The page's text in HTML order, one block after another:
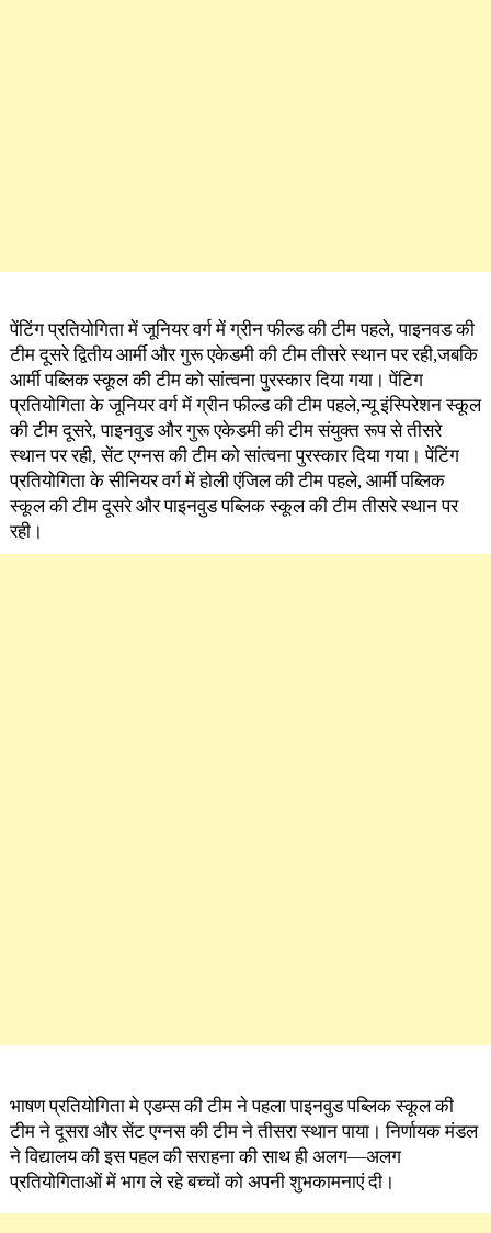
पेंटिंग प्रतियोगिता में जूनियर वर्ग में ग्रीन फील्ड की टीम पहले, पाइनवड की
टीम दूसरे द्वितीय आर्मी और गुरू एकेडमी की टीम तीसरे स्थान पर रही,जबकि
आर्मी पब्लिक स्कूल की टीम को सांत्वना पुरस्कार दिया गया। पेंटिग
प्रतियोगिता के जूनियर वर्ग में ग्रीन फील्ड की टीम पहले,न्यू इंस्पिरेशन स्कूल
की टीम दूसरे, पाइनवुड और गुरू एकेडमी की टीम संयुक्त रूप से तीसरे
स्थान पर रही, सेंट एग्नस की टीम को सांत्वना पुरस्कार दिया गया। पेंटिंग
प्रतियोगिता के सीनियर वर्ग में होली एंजिल की टीम पहले, आर्मी पब्लिक
स्कूल की टीम दूसरे और पाइनवुड पब्लिक स्कूल की टीम तीसरे स्थान पर
रही।
भाषण प्रतियोगिता मे एडम्स की टीम ने पहला पाइनवुड पब्लिक स्कूल की
टीम ने दूसरा और सेंट एग्नस की टीम ने तीसरा स्थान पाया। निर्णायक मंडल
ने विद्यालय की इस पहल की सराहना की साथ ही अलग—अलग
प्रतियोगिताओं में भाग ले रहे बच्चों को अपनी शुभकामनाएं दी।